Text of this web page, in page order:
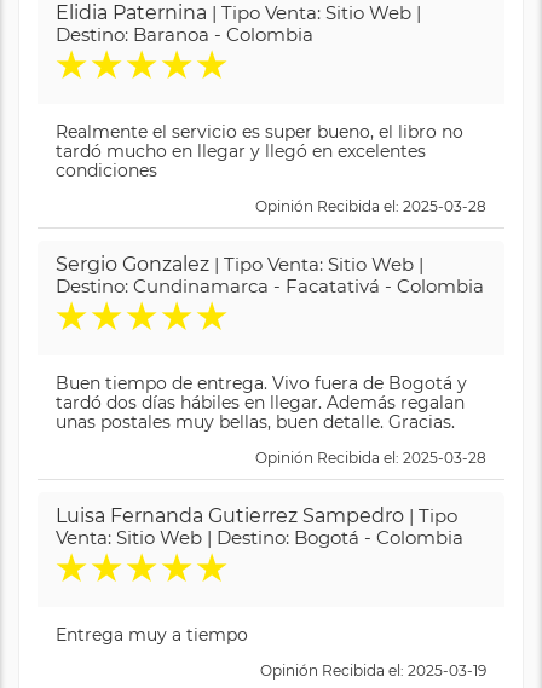
Elidia Paternina | Tipo Venta: Sitio Web |
Destino: Baranoa - Colombia
★★★★★
Realmente el servicio es super bueno, el libro no
tardó mucho en llegar y llegó en excelentes
condiciones
Opinión Recibida el: 2025-03-28
Sergio Gonzalez | Tipo Venta: Sitio Web |
Destino: Cundinamarca - Facatativá - Colombia
★★★★★
Buen tiempo de entrega. Vivo fuera de Bogotá y
tardó dos días hábiles en llegar. Además regalan
unas postales muy bellas, buen detalle. Gracias.
Opinión Recibida el: 2025-03-28
Luisa Fernanda Gutierrez Sampedro | Tipo
Venta: Sitio Web | Destino: Bogotá - Colombia
★★★★★
Entrega muy a tiempo
Opinión Recibida el: 2025-03-19